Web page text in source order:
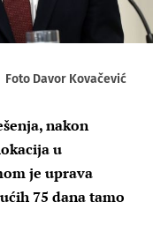
Foto Davor Kovačević
nakon
u
je uprava
75 dana tamo